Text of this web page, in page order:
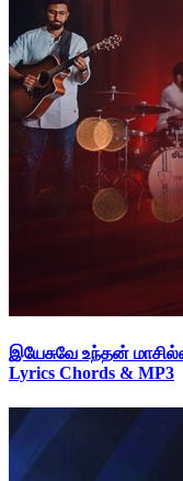
இயேசுவே உந்தன்
Lyrics Chords & MP3